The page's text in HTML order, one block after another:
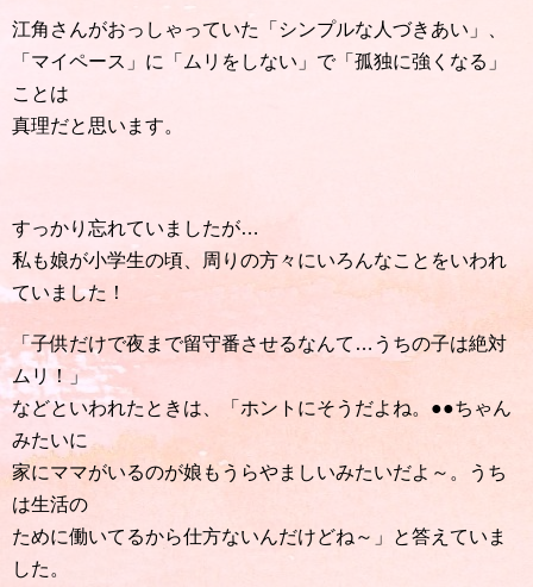
江角さんがおっしゃっていた「シンプルな人づきあい」、
「マイペース」に「ムリをしない」で「孤独に強くなる」
ことは
真理だと思います。
すっかり忘れていましたが…
私も娘が小学生の頃、周りの方々にいろんなことをいわれ
ていました！
「子供だけで夜まで留守番させるなんて…うちの子は絶対
ムリ！」
などといわれたときは、「ホントにそうだよね。●●ちゃん
みたいに
家にママがいるのが娘もうらやましいみたいだよ～。うち
は生活の
ために働いてるから仕方ないんだけどね～」と答えていま
した。